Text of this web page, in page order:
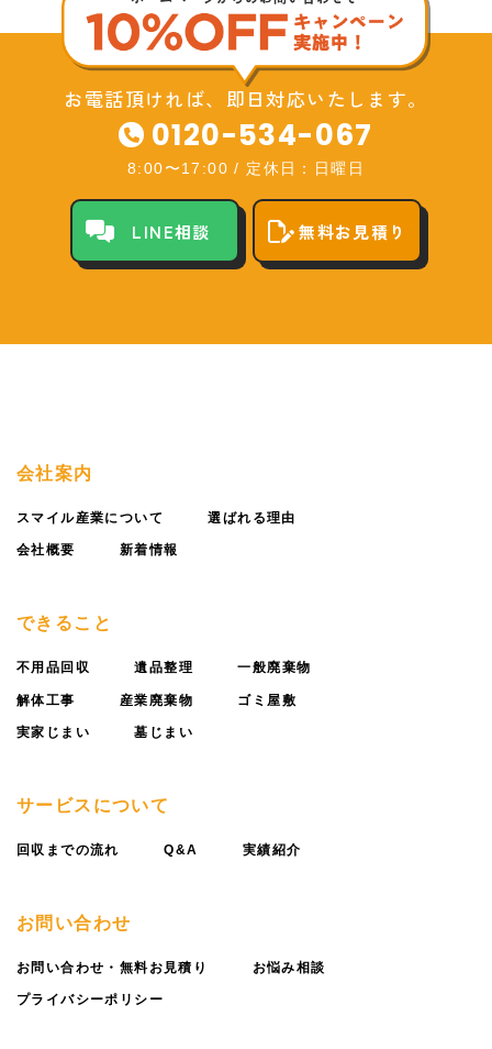
お電話頂ければ、即日対応いたします。
0120-534-067
8:00〜17:00 / 定休日：日曜日
LINE相談 無料お見積り
会社案内
スマイル産業について 選ばれる理由
会社概要 新着情報
できること
不用品回収 遺品整理 一般廃棄物
解体工事 産業廃棄物 ゴミ屋敷
実家じまい 墓じまい
サービスについて
回収までの流れ Q&A 実績紹介
お問い合わせ
お問い合わせ・無料お見積り お悩み相談
プライバシーポリシー